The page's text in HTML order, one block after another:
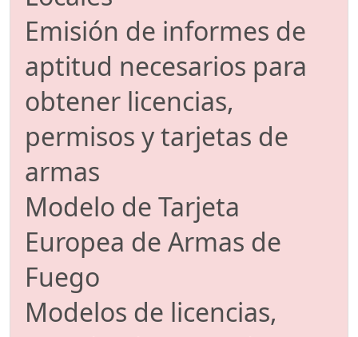
Emisión de informes de
aptitud necesarios para
obtener licencias,
permisos y tarjetas de
armas
Modelo de Tarjeta
Europea de Armas de
Fuego
Modelos de licencias,